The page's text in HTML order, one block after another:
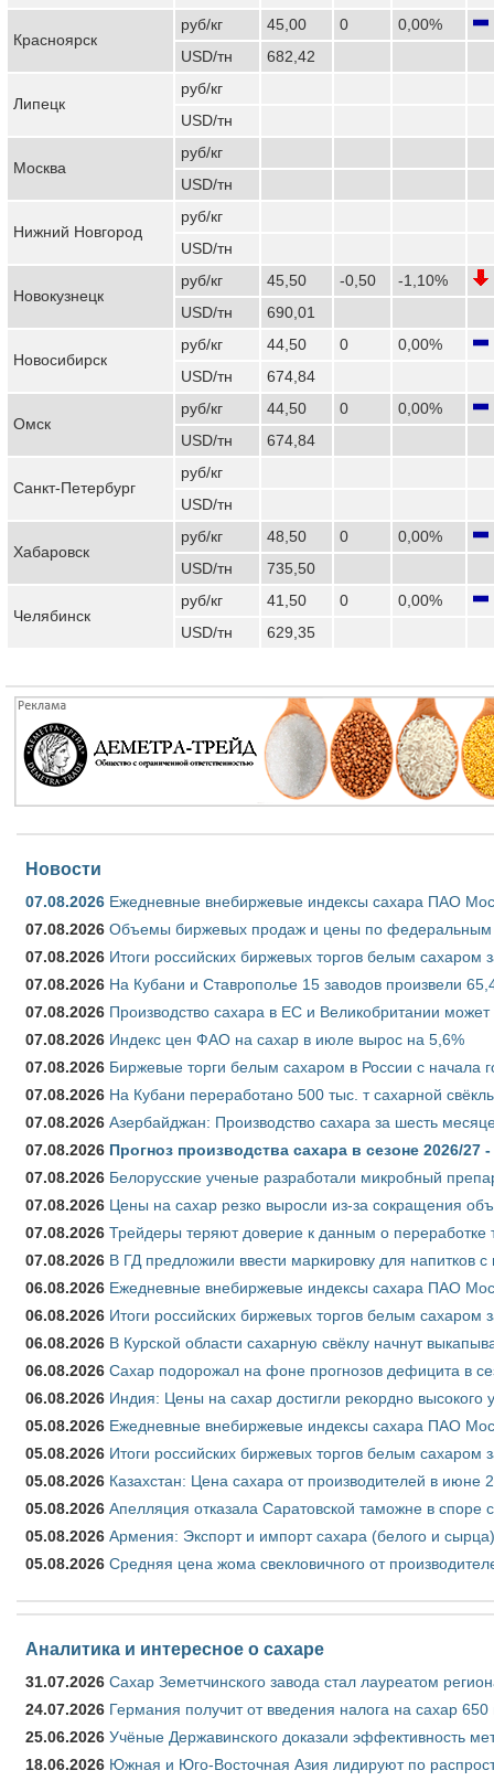
Красноярск
руб/кг 45,00 0
0,00%
USD/тн
682,42
Липецк
руб/кг
USD/тн
Москва
руб/кг
USD/тн
Нижний Новгород
руб/кг
USD/тн
Новокузнецк
руб/кг 45,50 -0,50
-1,10%
USD/тн
690,01
Новосибирск
руб/кг 44,50 0
0,00%
USD/тн
674,84
Омск
руб/кг 44,50 0
0,00%
USD/тн
674,84
Санкт-Петербург
руб/кг
USD/тн
Хабаровск
руб/кг 48,50 0
0,00%
USD/тн
735,50
Челябинск
руб/кг 41,50 0
0,00%
USD/тн
629,35
Новости
07.08.2026 Ежедневные внебиржевые индексы сахара ПАО
07.08.2026 Объемы биржевых продаж и цены по федеральным
07.08.2026 Итоги российских биржевых торгов белым сахаром
07.08.2026 На Кубани и Ставрополье 15 заводов произвели
07.08.2026 Производство сахара в ЕС и Великобритании
07.08.2026 Индекс цен ФАО на сахар в июле вырос на 5,6%
07.08.2026 Биржевые торги белым сахаром в России с начала
07.08.2026 На Кубани переработано 500 тыс. т сахарной
07.08.2026 Азербайджан: Производство сахара за шесть
07.08.2026 Прогноз производства сахара в сезоне 2026/
07.08.2026 Белорусские ученые разработали микробный
07.08.2026 Цены на сахар резко выросли из-за сокращения
07.08.2026 Трейдеры теряют доверие к данным о переработке
07.08.2026 В ГД предложили ввести маркировку для напитков
06.08.2026 Ежедневные внебиржевые индексы сахара ПАО
06.08.2026 Итоги российских биржевых торгов белым сахаром
06.08.2026 В Курской области сахарную свёклу начнут
06.08.2026 Сахар подорожал на фоне прогнозов дефицита в
06.08.2026 Индия: Цены на сахар достигли рекордно высокого
05.08.2026 Ежедневные внебиржевые индексы сахара ПАО
05.08.2026 Итоги российских биржевых торгов белым сахаром
05.08.2026 Казахстан: Цена сахара от производителей в июне
05.08.2026 Апелляция отказала Саратовской таможне в
05.08.2026 Армения: Экспорт и импорт сахара (белого и
05.08.2026 Средняя цена жома свекловичного от
Аналитика и интересное о сахаре
31.07.2026 Сахар Земетчинского завода стал лауреатом
24.07.2026 Германия получит от введения налога на сахар
25.06.2026 Учёные Державинского доказали эффективность
18.06.2026 Южная и Юго-Восточная Азия лидируют по